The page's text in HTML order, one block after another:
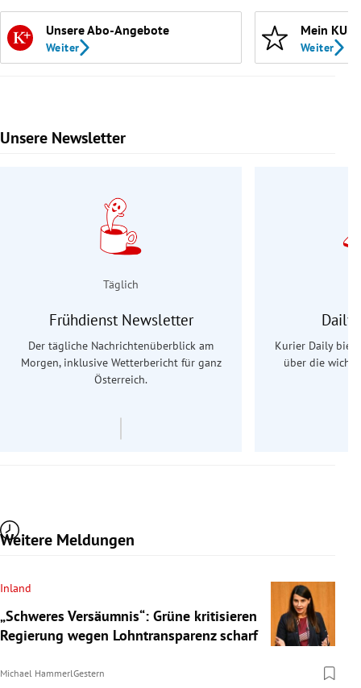
Unsere Abo-Angebote
Weiter
Mein
Weiter
Unsere Newsletter
Slide 1 von 9
Täglich
Frühdienst Newsletter
Der tägliche Nachrichtenüberblick am
Morgen, inklusive Wetterbericht für ganz
Österreich.
Daily
Kurier Daily
über die
Weitere Meldungen
Inland
„Schweres Versäumnis“: Grüne kritisieren
Regierung wegen Lohntransparenz scharf
Michael HammerlGestern